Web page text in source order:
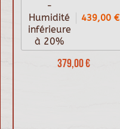
379,00 €
-
Humidité
inférieure
à 20%
439,00 €